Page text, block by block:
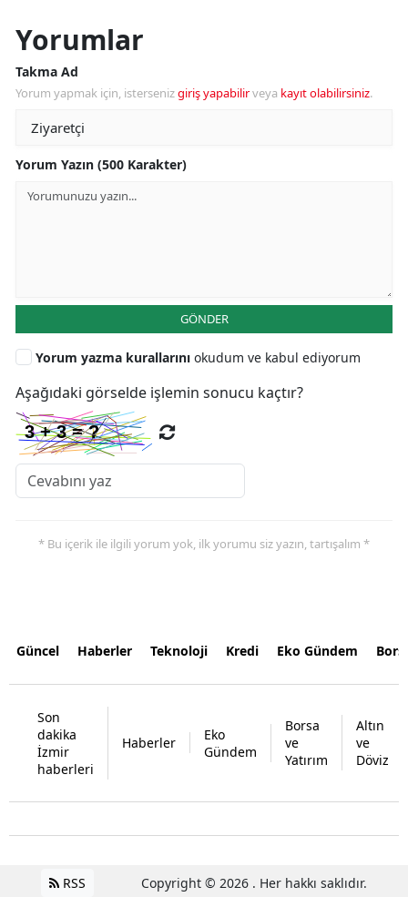
Yorumlar
Takma Ad
Yorum yapmak için, istersenizgiriş yapabilirveya kayıt olabilirsiniz.
Yorum Yazın (500 Karakter)
GÖNDER
Yorum yazma kurallarını okudum ve kabul ediyorum
Aşağıdaki görselde işlemin sonucu kaçtır?
* Bu içerik ile ilgili yorum yok, ilk yorumu siz yazın, tartışalım *
Güncel Haberler Teknoloji Kredi Eko Gündem
Son
dakika
İzmir
haberleri
Haberler
Eko
Gündem
Borsa
ve
Yatırım
Altın
ve
Döviz
RSS Copyright © 2026 . Her hakkı saklıdır.